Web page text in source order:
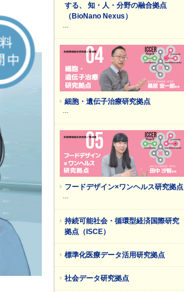
する、 知・人・分野の融合拠点
（BioNano Nexus）
細胞・遺伝子治療研究拠点
フードデザイン×ワンヘルス研究拠点
持続可能社会・循環型経済国際研究
拠点（ISCE）
標準化医療データ活用研究拠点
社会データ研究拠点